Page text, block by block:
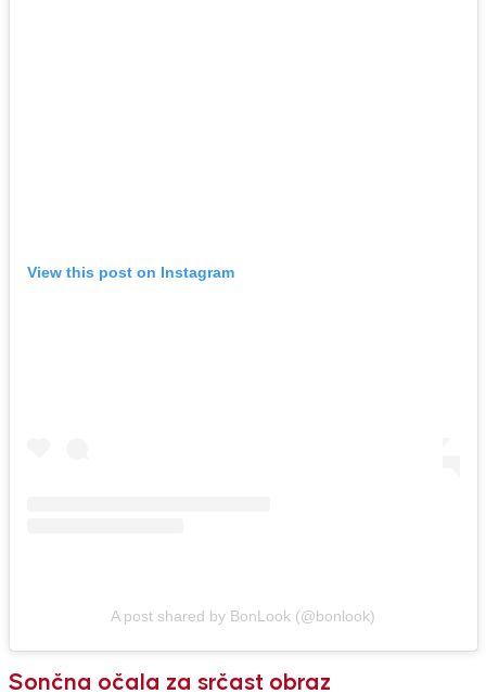
View this post on Instagram
A post shared by BonLook (@bonlook)
Sončna očala za srčast obraz